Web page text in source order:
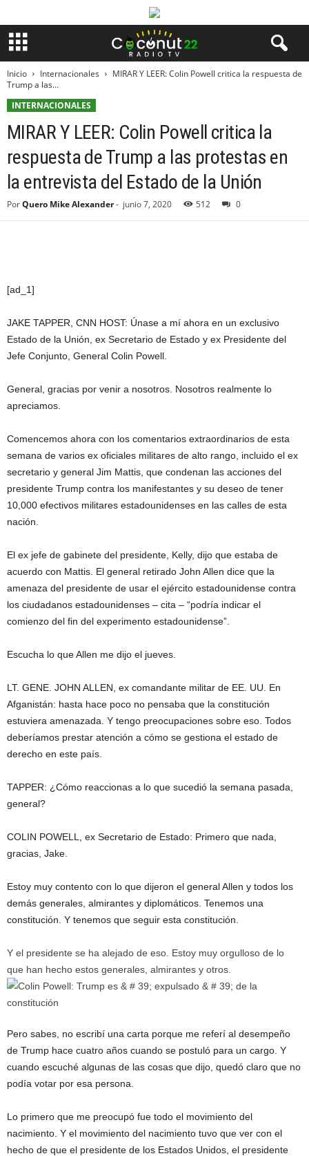
Inicio Internacionales
MIRAR Y LEER: Colin Powell critica la respuesta de
Trump a las...
INTERNACIONALES
MIRAR Y LEER: Colin Powell critica la
respuesta de Trump a las protestas en
la entrevista del Estado de la Unión
PorQuero Mike Alexander- junio 7, 2020 512 0
[ad_1]
JAKE TAPPER, CNN HOST: Únase a mí ahora en un exclusivo
Estado de la Unión, ex Secretario de Estado y ex Presidente del
Jefe Conjunto, General Colin Powell.
General, gracias por venir a nosotros. Nosotros realmente lo
apreciamos.
Comencemos ahora con los comentarios extraordinarios de esta
semana de varios ex oficiales militares de alto rango, incluido el ex
secretario y general Jim Mattis, que condenan las acciones del
presidente Trump contra los manifestantes y su deseo de tener
10,000 efectivos militares estadounidenses en las calles de esta
nación.
El ex jefe de gabinete del presidente, Kelly, dijo que estaba de
acuerdo con Mattis. El general retirado John Allen dice que la
amenaza del presidente de usar el ejército estadounidense contra
los ciudadanos estadounidenses – cita – “podría indicar el
comienzo del fin del experimento estadounidense”.
Escucha lo que Allen me dijo el jueves.
LT. GENE. JOHN ALLEN, ex comandante militar de EE. UU. En
Afganistán: hasta hace poco no pensaba que la constitución
estuviera amenazada. Y tengo preocupaciones sobre eso. Todos
deberíamos prestar atención a cómo se gestiona el estado de
derecho en este país.
TAPPER: ¿Cómo reaccionas a lo que sucedió la semana pasada,
general?
COLIN POWELL, ex Secretario de Estado: Primero que nada,
gracias, Jake.
Estoy muy contento con lo que dijeron el general Allen y todos los
demás generales, almirantes y diplomáticos. Tenemos una
constitución. Y tenemos que seguir esta constitución.
Y el presidente se ha alejado de eso. Estoy muy orgulloso de lo
que han hecho estos generales, almirantes y otros.
Pero sabes, no escribí una carta porque me referí al desempeño
de Trump hace cuatro años cuando se postuló para un cargo. Y
cuando escuché algunas de las cosas que dijo, quedó claro que no
podía votar por esa persona.
Lo primero que me preocupó fue todo el movimiento del
nacimiento. Y el movimiento del nacimiento tuvo que ver con el
hecho de que el presidente de los Estados Unidos, el presidente